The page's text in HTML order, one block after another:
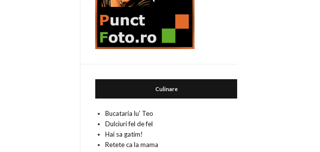
Culinare
Bucataria lu' Teo
Dulciuri fel de fel
Hai sa gatim!
Retete ca la mama